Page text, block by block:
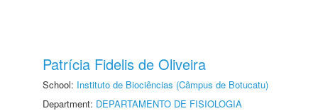
Patrícia Fidelis de Oliveira
School: Instituto de Biociências (Câmpus de Botucatu)
Department: DEPARTAMENTO DE FISIOLOGIA